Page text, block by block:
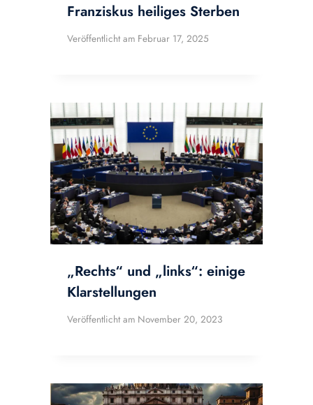
Franziskus heiliges Sterben
Veröffentlicht am Februar 17, 2025
„Rechts“ und „links“: einige
Klarstellungen
Veröffentlicht am November 20, 2023